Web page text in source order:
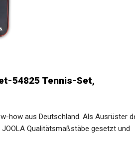
54825 Tennis-Set,
how aus Deutschland. Als Ausrüster
JOOLA Qualitätsmaßstäbe gesetzt